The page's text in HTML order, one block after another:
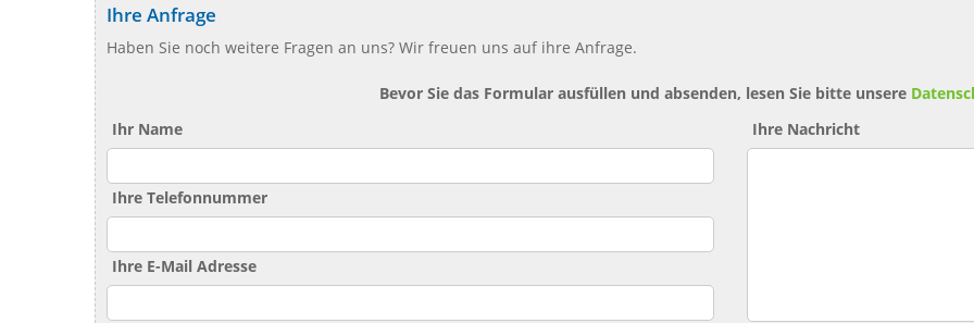
Ihre Anfrage
Haben Sie noch weitere Fragen an uns? Wir freuen uns auf ihre Anfrage.
Bevor Sie das Formular ausfüllen und absenden, lesen Sie bitte unsere
Ihr Name
Ihre Telefonnummer
Ihre E-Mail Adresse
Ihre Nachricht